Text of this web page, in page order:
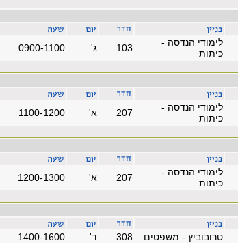
0900-1100 'ג 103
לימודי הנדסה -
כיתות
1100-1200 'א 207
לימודי הנדסה -
כיתות
1200-1300 'א 207
לימודי הנדסה -
כיתות
1400-1600 'ד 308 טרובוביץ - משפטים